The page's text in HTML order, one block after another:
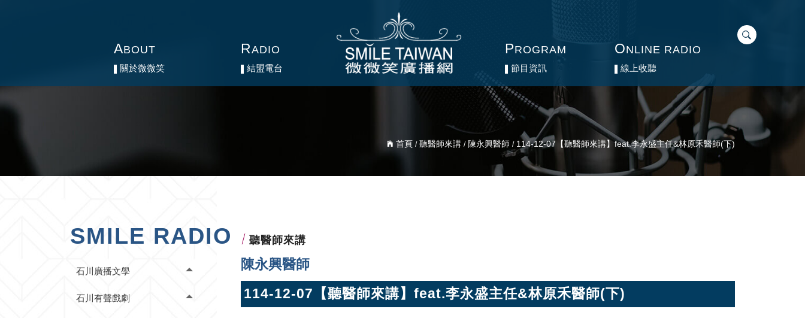
ABOUT
關於微微笑
ABOUT
關於微微笑
RADIO
結盟電台
RADIO
結盟電台
PROGRAM
節目資訊
PROGRAM
節目資訊
ONLINE RADIO
線上收聽
ONLINE RADIO
線上收聽
首頁 / 聽醫師來講 / 陳永興醫師 /114-12-07【聽醫師來講】feat.李永盛主任&林原禾醫師(下)
SMILE RADIO 聽醫師來講
石川廣播文學
石川有聲戲劇
陳永興醫師
114-12-07【聽醫師來講】feat.李永盛主任&林原禾醫師(下)